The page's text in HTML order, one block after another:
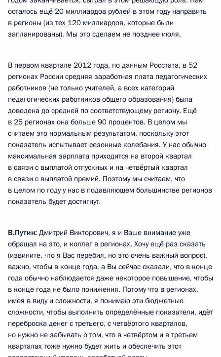
осталось ещё 20 миллиардов рублей в этом году направить
в регионы (из тех 120 миллиардов, которые были
запланированы). Мы это сделаем не позднее июля.
В первом квартале 2012 года, по данным Росстата, в 52
регионах России средняя заработная плата педагогических
работников (не только учителей, а всех категорий
педагогических работников общего образования) была
доведена до средней по соответствующему региону. Ещё
в 25 регионах она больше 90 процентов. В целом мы
считаем это нормальным результатом, поскольку этот
показатель испытывает сезонные колебания. У нас обычно
максимальная зарплата приходится на второй квартал
в связи с выплатой отпускных и на четвёртый квартал
в связи с выплатой премий. Поэтому мы считаем, что
в целом по году у нас в подавляющем большинстве регионов
показатель будет достигнут.
В.Путин: Дмитрий Викторович, я и Ваше внимание уже
обращал на это, и коллег в регионах. Хочу ещё раз сказать
(извините, что я Вас перебил, но это очень важный вопрос),
важно, чтобы в конце года, а Вы сейчас сказали, что в конце
года обычно наблюдается даже некоторое повышение, чтобы
в конце года не было понижения. Потому что в регионах,
имея в виду и сложности, я понимаю эти бюджетные
сложности, чтобы выполнить определённые показатели, идёт
переброска денег с третьего, с четвёртого кварталов,
но нужно не забывать о том, что в четвёртом и в третьем
кварталах тоже нужно будет жить и обеспечить этот